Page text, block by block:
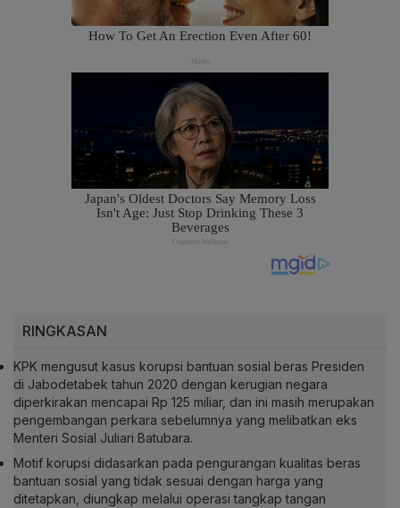
RINGKASAN
KPK mengusut kasus korupsi bantuan sosial beras Presiden
di Jabodetabek tahun 2020 dengan kerugian negara
diperkirakan mencapai Rp 125 miliar, dan ini masih merupakan
pengembangan perkara sebelumnya yang melibatkan eks
Menteri Sosial Juliari Batubara.
Motif korupsi didasarkan pada pengurangan kualitas beras
bantuan sosial yang tidak sesuai dengan harga yang
ditetapkan, diungkap melalui operasi tangkap tangan